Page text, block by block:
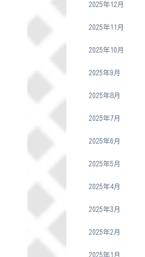
2025年12月
2025年11月
2025年10月
2025年9月
2025年8月
2025年7月
2025年6月
2025年5月
2025年4月
2025年3月
2025年2月
2025年1月